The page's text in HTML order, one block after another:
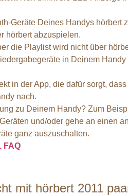
Geräte Deines Handys hörbert
hörbert abzuspielen.
die Playlist wird nicht über
in Deinem
in der App, die dafür sorgt,
nach.
zu Deinem Handy? Zum
und/oder gehe an einen
ganz auszuschalten.
FAQ
mit hörbert 2011